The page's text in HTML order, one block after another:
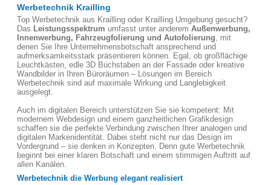
Werbetechnik Krailling
Top Werbetechnik aus Krailling oder Krailling Umgebung gesucht?
Das Leistungsspektrum umfasst unter anderem Außenwerbung,
Innenwerbung, Fahrzeugfolierung und Autofolierung, mit
denen Sie Ihre Unternehmensbotschaft ansprechend und
aufmerksamkeitsstark präsentieren können. Egal, ob großflächige
Leuchtkästen, edle 3D Buchstaben an der Fassade oder kreative
Wandbilder in Ihren Büroräumen – Lösungen im Bereich
Werbetechnik sind auf maximale Wirkung und Langlebigkeit
ausgelegt.
Auch im digitalen Bereich unterstützen Sie sie kompetent: Mit
modernem Webdesign und einem ganzheitlichen Grafikdesign
schaffen sie die perfekte Verbindung zwischen Ihrer analogen und
digitalen Markenidentität. Dabei steht nicht nur das Design im
Vordergrund – sie denken in Konzepten. Denn gute Werbetechnik
beginnt bei einer klaren Botschaft und einem stimmigen Auftritt auf
allen Kanälen.
Werbetechnik die Werbung elegant realisiert